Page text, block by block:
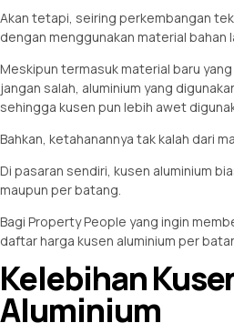
Akan tetapi, seiring perkembangan
dengan menggunakan material bahan
Meskipun termasuk material baru
jangan salah, aluminium yang
sehingga kusen pun lebih awet
Bahkan, ketahanannya tak kalah dari
Di pasaran sendiri, kusen aluminium
maupun per batang.
Bagi Property People yang ingin
daftar harga kusen aluminium per
Kelebihan
Aluminium